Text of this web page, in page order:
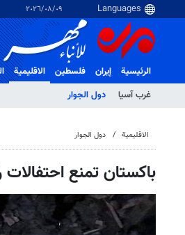
٠٩‏/٠٨‏/٢٠٢٦
الرئيسية إيران فلسطین
الاقلیمیة
غرب آسیا
دول الجوار
الاقلیمیة دول الجوار
باكستان تمنع